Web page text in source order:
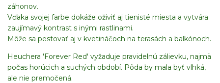
záhonov.
Vďaka svojej farbe dokáže oživiť aj tienisté miesta a vytvára
zaujímavý kontrast s inými rastlinami.
Môže sa pestovať aj v kvetináčoch na terasách a balkónoch.
Heuchera 'Forever Red' vyžaduje pravidelnú zálievku, najmä
počas horúcich a suchých období. Pôda by mala byť vlhká,
ale nie premočená.